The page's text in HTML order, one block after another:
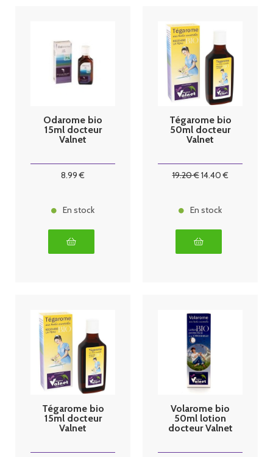
Odarome bio
15ml docteur
Valnet
8.99 €
En stock
Tégarome bio
50ml docteur
Valnet
19.20€14.40€
En stock
Tégarome bio
15ml docteur
Valnet
Volarome bio
50ml lotion
docteur Valnet